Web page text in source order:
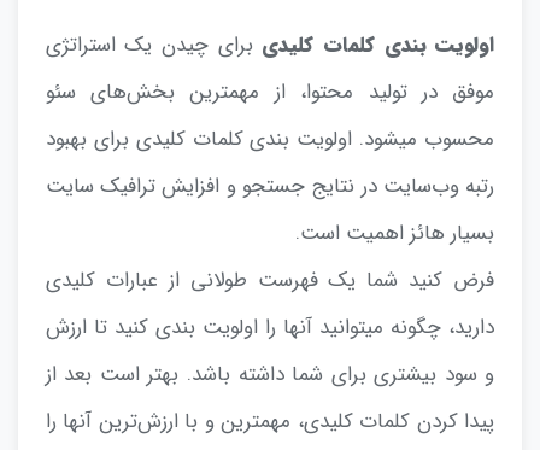
اولویت بندی کلمات کلیدی برای چیدن یک استراتژی
موفق در تولید محتوا، از مهمترین بخش‌های سئو
محسوب میشود. اولویت بندی کلمات کلیدی برای بهبود
رتبه وب‌سایت در نتایج جستجو و افزایش ترافیک سایت
بسیار هائز اهمیت است.
فرض کنید شما یک فهرست طولانی از عبارات کلیدی
دارید، چگونه میتوانید آنها را اولویت بندی کنید تا ارزش
و سود بیشتری برای شما داشته باشد. بهتر است بعد از
پیدا کردن کلمات کلیدی، مهمترین و با ارزش‌ترین آنها را